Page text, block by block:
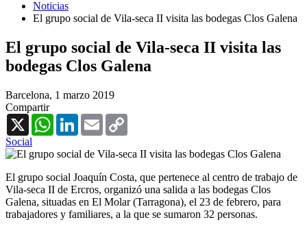
Noticias
El grupo social de Vila-seca II visita las bodegas Clos Galena
El grupo social de Vila-seca II visita las
bodegas Clos Galena
Barcelona, 1 marzo 2019
Compartir
X
WhatsAppLinkedInEmail
Social
El grupo social Joaquín Costa, que pertenece al centro de trabajo de
Vila-seca II de Ercros, organizó una salida a las bodegas Clos
Galena, situadas en El Molar (Tarragona), el 23 de febrero, para
trabajadores y familiares, a la que se sumaron 32 personas.